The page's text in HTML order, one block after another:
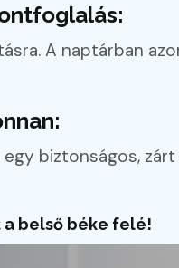
A naptárban
biztonságos,
a belső béke felé!